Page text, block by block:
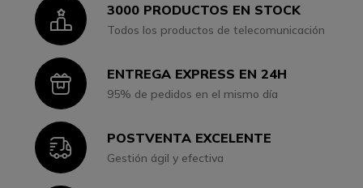
Icon3000 PRODUCTOS EN STOCK
Todos los productos de telecomunicación
IconENTREGA EXPRESS EN 24H
95% de pedidos en el mismo día
IconPOSTVENTA EXCELENTE
Gestión ágil y efectiva